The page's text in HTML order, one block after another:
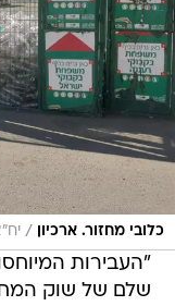
כלובי מחזור. ארכיון /
"העבירות
שלם של שוק